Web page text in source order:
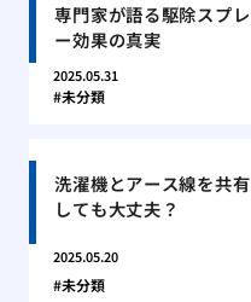
専門家が語る駆除スプレ
ー効果の真実
2025.05.31
未分類
洗濯機とアース線を共有
しても大丈夫？
2025.05.20
未分類